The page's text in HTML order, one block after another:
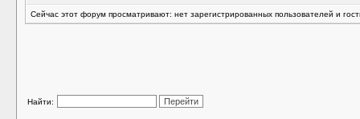
Сейчас этот форум просматривают: нет зарегистрированных пользователей и
Найти: